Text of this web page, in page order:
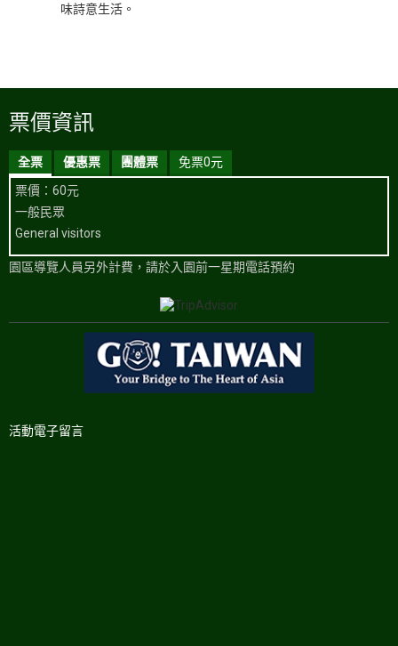
味詩意生活。
票價資訊
全票 優惠票 團體票
免票0元
票價：60元
一般民眾
General visitors
園區導覽人員另外計費，請於入園前一星期電話預約
活動電子留言